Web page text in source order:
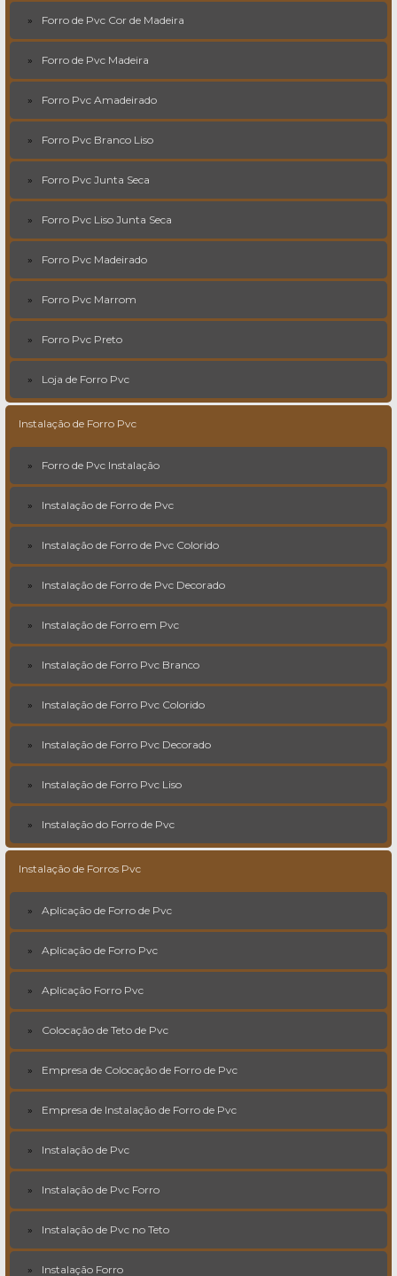
Forro de Pvc Cor de Madeira
Forro de Pvc Madeira
Forro Pvc Amadeirado
Forro Pvc Branco Liso
Forro Pvc Junta Seca
Forro Pvc Liso Junta Seca
Forro Pvc Madeirado
Forro Pvc Marrom
Forro Pvc Preto
Loja de Forro Pvc
Instalação de Forro Pvc
Forro de Pvc Instalação
Instalação de Forro de Pvc
Instalação de Forro de Pvc Colorido
Instalação de Forro de Pvc Decorado
Instalação de Forro em Pvc
Instalação de Forro Pvc Branco
Instalação de Forro Pvc Colorido
Instalação de Forro Pvc Decorado
Instalação de Forro Pvc Liso
Instalação do Forro de Pvc
Instalação de Forros Pvc
Aplicação de Forro de Pvc
Aplicação de Forro Pvc
Aplicação Forro Pvc
Colocação de Teto de Pvc
Empresa de Colocação de Forro de Pvc
Empresa de Instalação de Forro de Pvc
Instalação de Pvc
Instalação de Pvc Forro
Instalação de Pvc no Teto
Instalação Forro